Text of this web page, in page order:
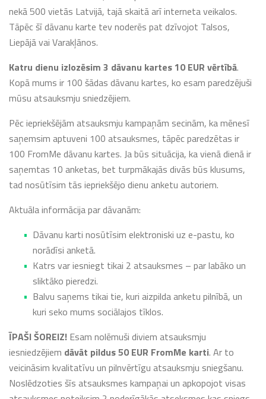
nekā 500 vietās Latvijā, tajā skaitā arī interneta veikalos.
Tāpēc šī dāvanu karte tev noderēs pat dzīvojot Talsos,
Liepājā vai Varakļānos.
Katru dienu izlozēsim 3 dāvanu kartes 10 EUR vērtībā.
Kopā mums ir 100 šādas dāvanu kartes, ko esam paredzējuši
mūsu atsauksmju sniedzējiem.
Pēc iepriekšējām atsauksmju kampaņām secinām, ka mēnesī
saņemsim aptuveni 100 atsauksmes, tāpēc paredzētas ir
100 FromMe dāvanu kartes. Ja būs situācija, ka vienā dienā ir
saņemtas 10 anketas, bet turpmākajās divās būs klusums,
tad nosūtīsim tās iepriekšējo dienu anketu autoriem.
Aktuāla informācija par dāvanām:
Dāvanu karti nosūtīsim elektroniski uz e-pastu, ko
norādīsi anketā.
Katrs var iesniegt tikai 2 atsauksmes – par labāko un
sliktāko pieredzi.
Balvu saņems tikai tie, kuri aizpilda anketu pilnībā, un
kuri seko mums sociālajos tīklos.
ĪPAŠI ŠOREIZ! Esam nolēmuši diviem atsauksmju
iesniedzējiem dāvāt pildus 50 EUR FromMe karti. Ar to
veicināsim kvalitatīvu un pilnvērtīgu atsauksmju sniegšanu.
Noslēdzoties šīs atsauksmes kampaņai un apkopojot visas